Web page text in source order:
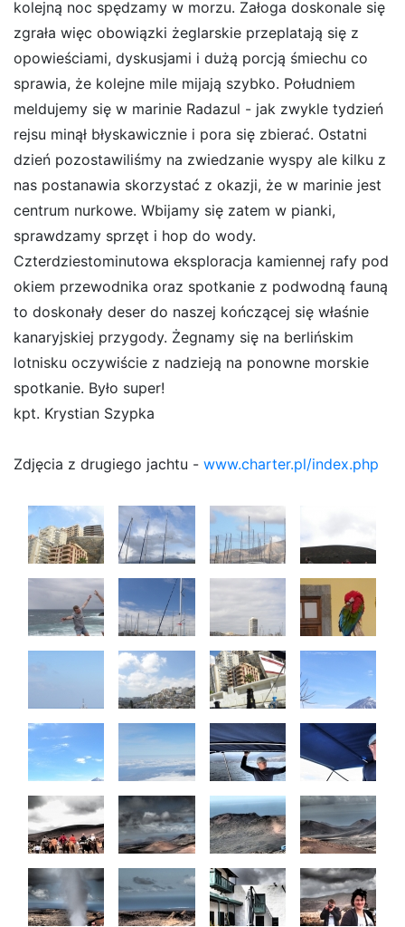
kolejną noc spędzamy w morzu. Załoga doskonale się
zgrała więc obowiązki żeglarskie przeplatają się z
opowieściami, dyskusjami i dużą porcją śmiechu co
sprawia, że kolejne mile mijają szybko. Południem
meldujemy się w marinie Radazul - jak zwykle tydzień
rejsu minął błyskawicznie i pora się zbierać. Ostatni
dzień pozostawiliśmy na zwiedzanie wyspy ale kilku z
nas postanawia skorzystać z okazji, że w marinie jest
centrum nurkowe. Wbijamy się zatem w pianki,
sprawdzamy sprzęt i hop do wody.
Czterdziestominutowa eksploracja kamiennej rafy pod
okiem przewodnika oraz spotkanie z podwodną fauną
to doskonały deser do naszej kończącej się właśnie
kanaryjskiej przygody. Żegnamy się na berlińskim
lotnisku oczywiście z nadzieją na ponowne morskie
spotkanie. Było super!
kpt. Krystian Szypka
Zdjęcia z drugiego jachtu - www.charter.pl/index.php